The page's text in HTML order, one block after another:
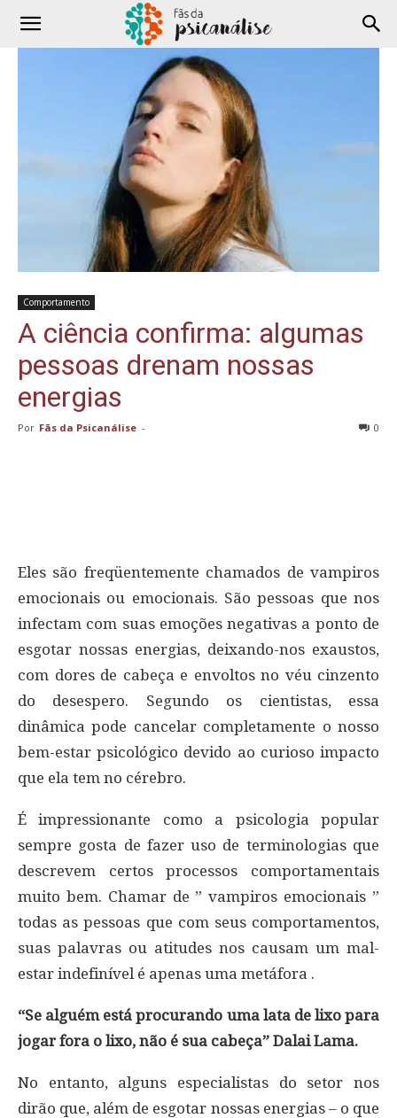
Comportamento
A ciência confirma: algumas
pessoas drenam nossas
energias
Por Fãs da Psicanálise - 0
Eles são freqüentemente chamados de vampiros
emocionais ou emocionais. São pessoas que nos
infectam com suas emoções negativas a ponto de
esgotar nossas energias, deixando-nos exaustos,
com dores de cabeça e envoltos no véu cinzento
do desespero. Segundo os cientistas, essa
dinâmica pode cancelar completamente o nosso
bem-estar psicológico devido ao curioso impacto
que ela tem no cérebro.
É impressionante como a psicologia popular
sempre gosta de fazer uso de terminologias que
descrevem certos processos comportamentais
muito bem. Chamar de ” vampiros emocionais ”
todas as pessoas que com seus comportamentos,
suas palavras ou atitudes nos causam um mal-
estar indefinível é apenas uma metáfora .
“Se alguém está procurando uma lata de lixo para
jogar fora o lixo, não é sua cabeça” Dalai Lama.
No entanto, alguns especialistas do setor nos
dirão que, além de esgotar nossas energias – o que